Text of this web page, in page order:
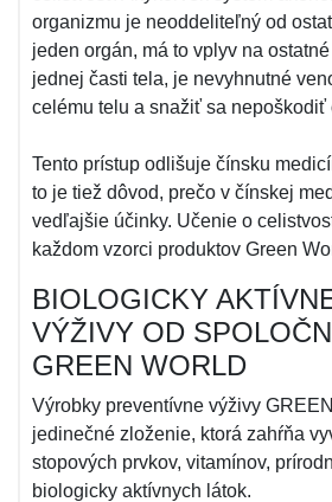
organizmu je neoddeliteľný od
jeden orgán, má to vplyv na
jednej časti tela, je nevyhnutné
celému telu a snažiť sa nepoškodiť
Tento prístup odlišuje čínsku
to je tiež dôvod, prečo v čínskej
vedľajšie účinky. Učenie o
každom vzorci produktov Green
BIOLOGICKY
VÝŽIVY OD
GREEN WORLD
Výrobky preventívne výživy
jedinečné zloženie, ktorá zahŕňa
stopových prvkov, vitamínov,
biologicky aktívnych látok.